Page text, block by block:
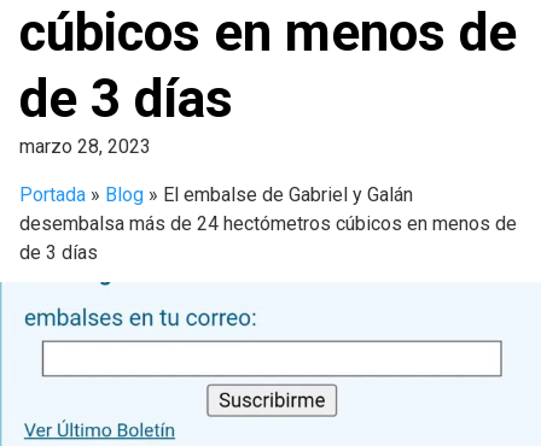
cúbicos en menos de
de 3 días
marzo 28, 2023
Portada » Blog » El embalse de Gabriel y Galán
desembalsa más de 24 hectómetros cúbicos en menos de
de 3 días